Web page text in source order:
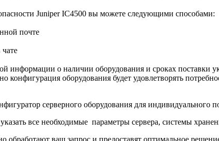
Juniper IC4500 вы можете следующими способами:
почте
информации о наличии оборудования и сроках поставки
конфигурация оборудования будет удовлетворять
серверного оборудования для индивидуального
все необходимые параметры сервера, системы
обработают ваш запрос и предоставят оптимальное